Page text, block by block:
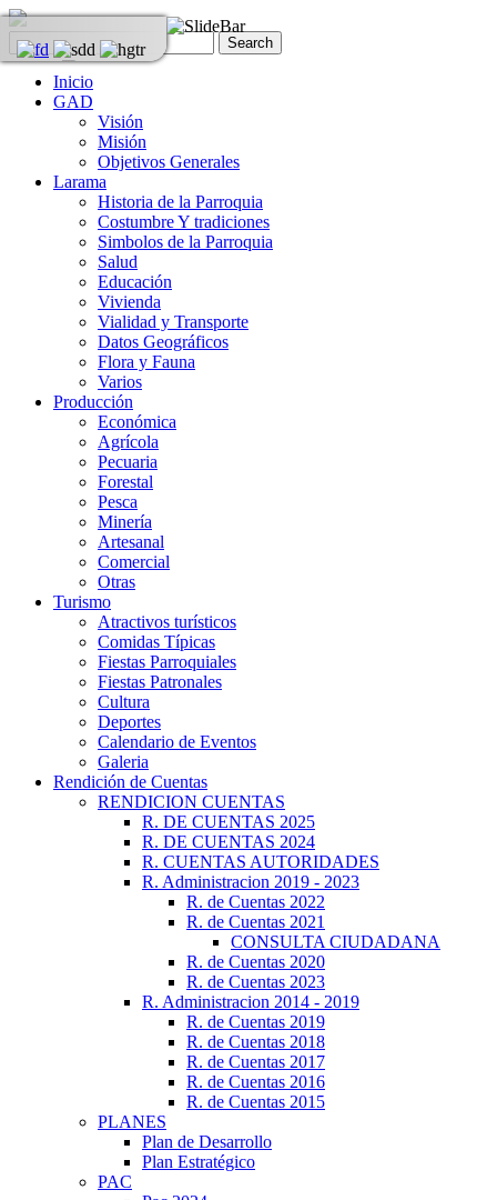
Inicio
GAD
Visión
Misión
Objetivos Generales
Larama
Historia de la Parroquia
Costumbre Y tradiciones
Simbolos de la Parroquia
Salud
Educación
Vivienda
Vialidad y Transporte
Datos Geográficos
Flora y Fauna
Varios
Producción
Económica
Agrícola
Pecuaria
Forestal
Pesca
Minería
Artesanal
Comercial
Otras
Turismo
Atractivos turísticos
Comidas Típicas
Fiestas Parroquiales
Fiestas Patronales
Cultura
Deportes
Calendario de Eventos
Galeria
Rendición de Cuentas
RENDICION CUENTAS
R. DE CUENTAS 2025
R. DE CUENTAS 2024
R. CUENTAS AUTORIDADES
R. Administracion 2019 - 2023
R. de Cuentas 2022
R. de Cuentas 2021
CONSULTA CIUDADANA
R. de Cuentas 2020
R. de Cuentas 2023
R. Administracion 2014 - 2019
R. de Cuentas 2019
R. de Cuentas 2018
R. de Cuentas 2017
R. de Cuentas 2016
R. de Cuentas 2015
PLANES
Plan de Desarrollo
Plan Estratégico
PAC